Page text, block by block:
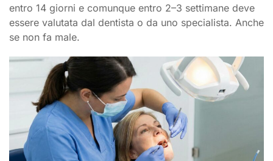
entro 14 giorni e comunque entro 2–3 settimane deve
essere valutata dal dentista o da uno specialista. Anche
se non fa male.